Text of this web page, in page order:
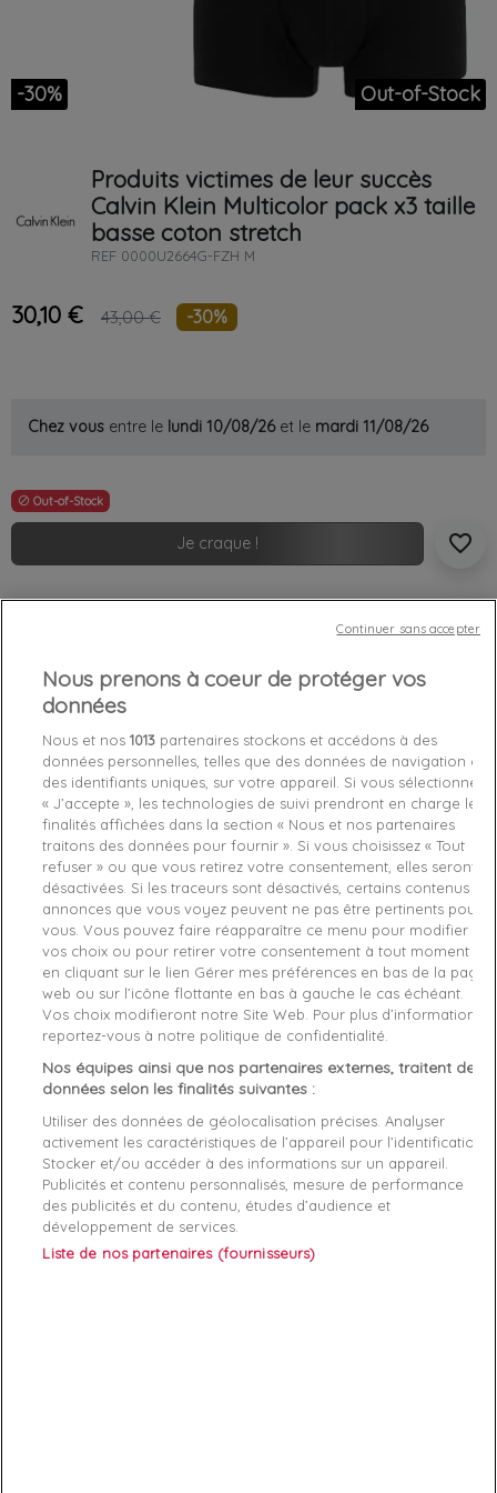
-30% Out-of-Stock
Produits victimes de leur succès
Calvin Klein Multicolor pack x3 taille
basse coton stretch
REF 0000U2664G-FZH M
30,10 € 43,00 € -30%
Chez vous entre le lundi 10/08/26et le mardi 11/08/26
 Out-of-Stock
Je craque ! favorite_border
Livraison gratuite *
Caractéristiques produit
Détails du produit Fabriquant
Référence 0000U2664G-FZH M
Multicolor
Matière 95% coton 5% élasthanne
Genre Homme
Rayon Vetement
Démarque 30 %
Références spécifiques
EAN-13 8719851903638
Nous prenons à coeur de protéger vos
données
Nous et nos1013 partenaires stockons et accédons à des
données personnelles, telles que des données de navigation ou
des identifiants uniques, sur votre appareil. Si vous sélectionnez
« J’accepte », les technologies de suivi prendront en charge les
finalités affichées dans la section « Nous et nos partenaires
traitons des données pour fournir ». Si vous choisissez « Tout
refuser » ou que vous retirez votre consentement, elles seront
désactivées. Si les traceurs sont désactivés, certains contenus et
annonces que vous voyez peuvent ne pas être pertinents pour
vous. Vous pouvez faire réapparaître ce menu pour modifier
vos choix ou pour retirer votre consentement à tout moment
en cliquant sur le lien Gérer mes préférences en bas de la page
web ou sur l’icône flottante en bas à gauche le cas échéant.
Vos choix modifieront notre Site Web. Pour plus d’informations,
reportez-vous à notre politique de confidentialité.
Nos équipes ainsi que nos partenaires externes, traitent des
données selon les finalités suivantes :
Utiliser des données de géolocalisation précises. Analyser
activement les caractéristiques de l’appareil pour l’identification.
Stocker et/ou accéder à des informations sur un appareil.
Publicités et contenu personnalisés, mesure de performance
des publicités et du contenu, études d’audience et
développement de services.
Liste de nos partenaires (fournisseurs)
Continuer sans accepter